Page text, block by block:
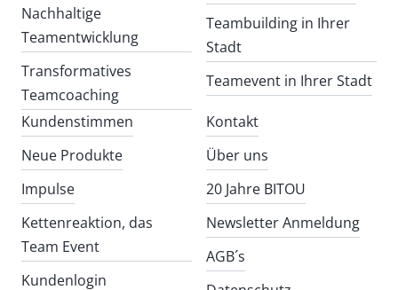
Nachhaltige
Teamentwicklung
Transformatives
Teamcoaching
Teambuilding in Ihrer
Stadt
Teamevent in Ihrer Stadt
Kundenstimmen
Neue Produkte
Impulse
Kettenreaktion, das
Team Event
Kundenlogin
Kontakt
Über uns
20 Jahre BITOU
Newsletter Anmeldung
AGB´s